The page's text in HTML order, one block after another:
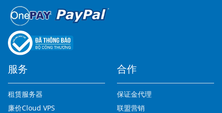
服务
租赁服务器
廉价Cloud VPS
合作
保证金代理
联盟营销